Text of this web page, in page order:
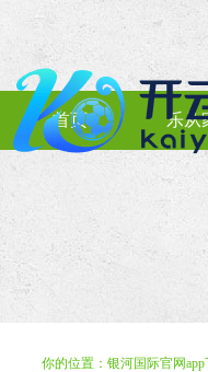
首页 乐从
你的位置： 银河国际官网